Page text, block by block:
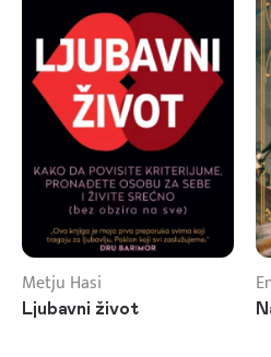
Metju Hasi
Ljubavni život